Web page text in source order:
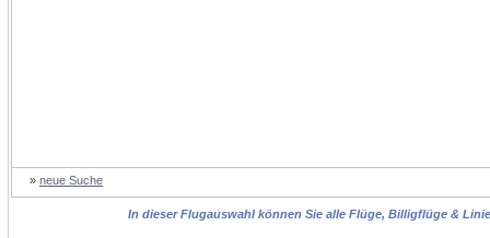
» neue Suche
In dieser Flugauswahl können Sie alle Flüge, Billigflüge &